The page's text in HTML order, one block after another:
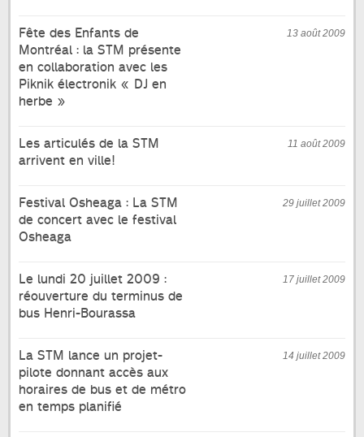
13 août 2009
Fête des Enfants de
Montréal : la STM présente
en collaboration avec les
Piknik électronik « DJ en
herbe »
11 août 2009
Les articulés de la STM
arrivent en ville!
29 juillet 2009
Festival Osheaga : La STM
de concert avec le festival
Osheaga
17 juillet 2009
Le lundi 20 juillet 2009 :
réouverture du terminus de
bus Henri-Bourassa
14 juillet 2009
La STM lance un projet-
pilote donnant accès aux
horaires de bus et de métro
en temps planifié